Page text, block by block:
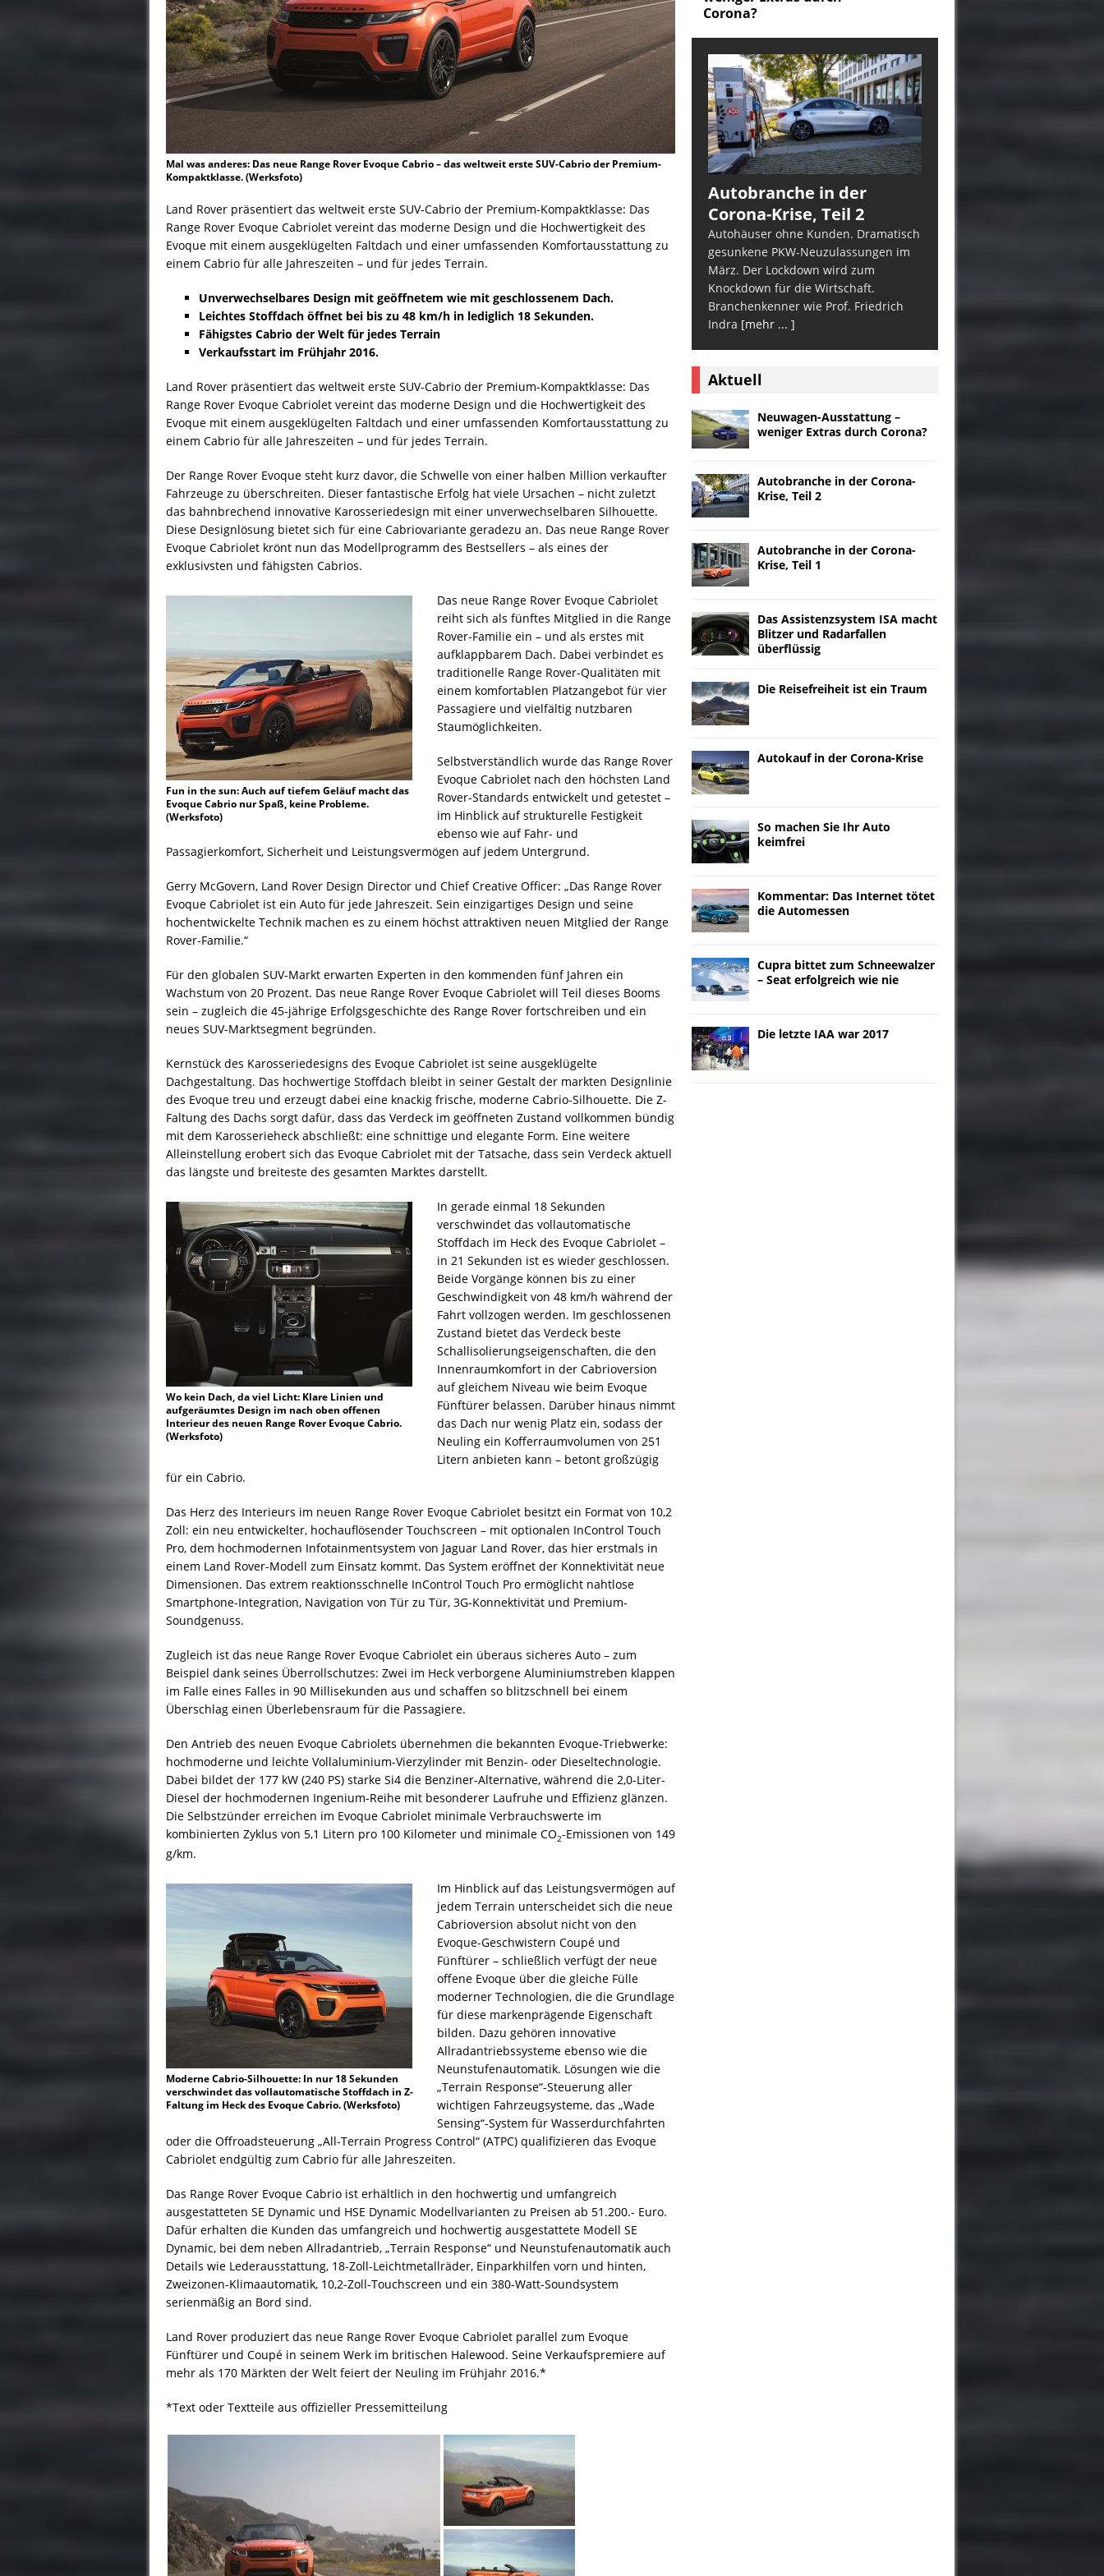
Mal was anderes: Das neue Range Rover Evoque Cabrio – das weltweit erste SUV-Cabrio der Premium-
Kompaktklasse. (Werksfoto)
Land Rover präsentiert das weltweit erste SUV-Cabrio der Premium-Kompaktklasse: Das
Range Rover Evoque Cabriolet vereint das moderne Design und die Hochwertigkeit des
Evoque mit einem ausgeklügelten Faltdach und einer umfassenden Komfortausstattung zu
einem Cabrio für alle Jahreszeiten – und für jedes Terrain.
Unverwechselbares Design mit geöffnetem wie mit geschlossenem Dach.
Leichtes Stoffdach öffnet bei bis zu 48 km/h in lediglich 18 Sekunden.
Fähigstes Cabrio der Welt für jedes Terrain
Verkaufsstart im Frühjahr 2016.
Land Rover präsentiert das weltweit erste SUV-Cabrio der Premium-Kompaktklasse: Das
Range Rover Evoque Cabriolet vereint das moderne Design und die Hochwertigkeit des
Evoque mit einem ausgeklügelten Faltdach und einer umfassenden Komfortausstattung zu
einem Cabrio für alle Jahreszeiten – und für jedes Terrain.
Der Range Rover Evoque steht kurz davor, die Schwelle von einer halben Million verkaufter
Fahrzeuge zu überschreiten. Dieser fantastische Erfolg hat viele Ursachen – nicht zuletzt
das bahnbrechend innovative Karosseriedesign mit einer unverwechselbaren Silhouette.
Diese Designlösung bietet sich für eine Cabriovariante geradezu an. Das neue Range Rover
Evoque Cabriolet krönt nun das Modellprogramm des Bestsellers – als eines der
exklusivsten und fähigsten Cabrios.
Fun in the sun: Auch auf tiefem Geläuf macht das
Evoque Cabrio nur Spaß, keine Probleme.
(Werksfoto)
Das neue Range Rover Evoque Cabriolet
reiht sich als fünftes Mitglied in die Range
Rover-Familie ein – und als erstes mit
aufklappbarem Dach. Dabei verbindet es
traditionelle Range Rover-Qualitäten mit
einem komfortablen Platzangebot für vier
Passagiere und vielfältig nutzbaren
Staumöglichkeiten.
Selbstverständlich wurde das Range Rover
Evoque Cabriolet nach den höchsten Land
Rover-Standards entwickelt und getestet –
im Hinblick auf strukturelle Festigkeit
ebenso wie auf Fahr- und
Passagierkomfort, Sicherheit und Leistungsvermögen auf jedem Untergrund.
Gerry McGovern, Land Rover Design Director und Chief Creative Officer: „Das Range Rover
Evoque Cabriolet ist ein Auto für jede Jahreszeit. Sein einzigartiges Design und seine
hochentwickelte Technik machen es zu einem höchst attraktiven neuen Mitglied der Range
Rover-Familie.“
Für den globalen SUV-Markt erwarten Experten in den kommenden fünf Jahren ein
Wachstum von 20 Prozent. Das neue Range Rover Evoque Cabriolet will Teil dieses Booms
sein – zugleich die 45-jährige Erfolgsgeschichte des Range Rover fortschreiben und ein
neues SUV-Marktsegment begründen.
Kernstück des Karosseriedesigns des Evoque Cabriolet ist seine ausgeklügelte
Dachgestaltung. Das hochwertige Stoffdach bleibt in seiner Gestalt der markten Designlinie
des Evoque treu und erzeugt dabei eine knackig frische, moderne Cabrio-Silhouette. Die Z-
Faltung des Dachs sorgt dafür, dass das Verdeck im geöffneten Zustand vollkommen bündig
mit dem Karosserieheck abschließt: eine schnittige und elegante Form. Eine weitere
Alleinstellung erobert sich das Evoque Cabriolet mit der Tatsache, dass sein Verdeck aktuell
das längste und breiteste des gesamten Marktes darstellt.
Wo kein Dach, da viel Licht: Klare Linien und
aufgeräumtes Design im nach oben offenen
Interieur des neuen Range Rover Evoque Cabrio.
(Werksfoto)
In gerade einmal 18 Sekunden
verschwindet das vollautomatische
Stoffdach im Heck des Evoque Cabriolet –
in 21 Sekunden ist es wieder geschlossen.
Beide Vorgänge können bis zu einer
Geschwindigkeit von 48 km/h während der
Fahrt vollzogen werden. Im geschlossenen
Zustand bietet das Verdeck beste
Schallisolierungseigenschaften, die den
Innenraumkomfort in der Cabrioversion
auf gleichem Niveau wie beim Evoque
Fünftürer belassen. Darüber hinaus nimmt
das Dach nur wenig Platz ein, sodass der
Neuling ein Kofferraumvolumen von 251
Litern anbieten kann – betont großzügig
für ein Cabrio.
Das Herz des Interieurs im neuen Range Rover Evoque Cabriolet besitzt ein Format von 10,2
Zoll: ein neu entwickelter, hochauflösender Touchscreen – mit optionalen InControl Touch
Pro, dem hochmodernen Infotainmentsystem von Jaguar Land Rover, das hier erstmals in
einem Land Rover-Modell zum Einsatz kommt. Das System eröffnet der Konnektivität neue
Dimensionen. Das extrem reaktionsschnelle InControl Touch Pro ermöglicht nahtlose
Smartphone-Integration, Navigation von Tür zu Tür, 3G-Konnektivität und Premium-
Soundgenuss.
Zugleich ist das neue Range Rover Evoque Cabriolet ein überaus sicheres Auto – zum
Beispiel dank seines Überrollschutzes: Zwei im Heck verborgene Aluminiumstreben klappen
im Falle eines Falles in 90 Millisekunden aus und schaffen so blitzschnell bei einem
Überschlag einen Überlebensraum für die Passagiere.
Den Antrieb des neuen Evoque Cabriolets übernehmen die bekannten Evoque-Triebwerke:
hochmoderne und leichte Vollaluminium-Vierzylinder mit Benzin- oder Dieseltechnologie.
Dabei bildet der 177 kW (240 PS) starke Si4 die Benziner-Alternative, während die 2,0-Liter-
Diesel der hochmodernen Ingenium-Reihe mit besonderer Laufruhe und Effizienz glänzen.
Die Selbstzünder erreichen im Evoque Cabriolet minimale Verbrauchswerte im
kombinierten Zyklus von 5,1 Litern pro 100 Kilometer und minimale CO2-Emissionen von 149
g/km.
Moderne Cabrio-Silhouette: In nur 18 Sekunden
verschwindet das vollautomatische Stoffdach in Z-
Faltung im Heck des Evoque Cabrio. (Werksfoto)
Im Hinblick auf das Leistungsvermögen auf
jedem Terrain unterscheidet sich die neue
Cabrioversion absolut nicht von den
Evoque-Geschwistern Coupé und
Fünftürer – schließlich verfügt der neue
offene Evoque über die gleiche Fülle
moderner Technologien, die die Grundlage
für diese markenprägende Eigenschaft
bilden. Dazu gehören innovative
Allradantriebssysteme ebenso wie die
Neunstufenautomatik. Lösungen wie die
„Terrain Response“-Steuerung aller
wichtigen Fahrzeugsysteme, das „Wade
Sensing“-System für Wasserdurchfahrten
oder die Offroadsteuerung „All-Terrain Progress Control“ (ATPC) qualifizieren das Evoque
Cabriolet endgültig zum Cabrio für alle Jahreszeiten.
Das Range Rover Evoque Cabrio ist erhältlich in den hochwertig und umfangreich
ausgestatteten SE Dynamic und HSE Dynamic Modellvarianten zu Preisen ab 51.200.- Euro.
Dafür erhalten die Kunden das umfangreich und hochwertig ausgestattete Modell SE
Dynamic, bei dem neben Allradantrieb, „Terrain Response“ und Neunstufenautomatik auch
Details wie Lederausstattung, 18-Zoll-Leichtmetallräder, Einparkhilfen vorn und hinten,
Zweizonen-Klimaautomatik, 10,2-Zoll-Touchscreen und ein 380-Watt-Soundsystem
serienmäßig an Bord sind.
Land Rover produziert das neue Range Rover Evoque Cabriolet parallel zum Evoque
Fünftürer und Coupé in seinem Werk im britischen Halewood. Seine Verkaufspremiere auf
mehr als 170 Märkten der Welt feiert der Neuling im Frühjahr 2016.*
*Text oder Textteile aus offizieller Pressemitteilung
Corona?
Autobranche in der
Corona-Krise, Teil 2
Autohäuser ohne Kunden. Dramatisch
gesunkene PKW-Neuzulassungen im
März. Der Lockdown wird zum
Knockdown für die Wirtschaft.
Branchenkenner wie Prof. Friedrich
Indra [mehr ... ]
Aktuell
Neuwagen-Ausstattung –
weniger Extras durch Corona?
Autobranche in der Corona-
Krise, Teil 2
Autobranche in der Corona-
Krise, Teil 1
Das Assistenzsystem ISA macht
Blitzer und Radarfallen
überflüssig
Die Reisefreiheit ist ein Traum
Autokauf in der Corona-Krise
So machen Sie Ihr Auto
keimfrei
Kommentar: Das Internet tötet
die Automessen
Cupra bittet zum Schneewalzer
– Seat erfolgreich wie nie
Die letzte IAA war 2017